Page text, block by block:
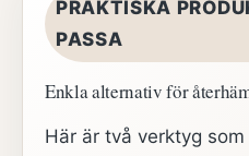
PRAKTISKA
PASSA
Enkla alternativ för
Här är två verktyg